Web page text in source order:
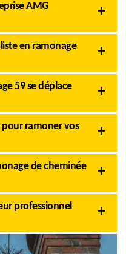
AMG
en ramonage
59 se déplace
pour ramoner vos
de cheminée
professionnel